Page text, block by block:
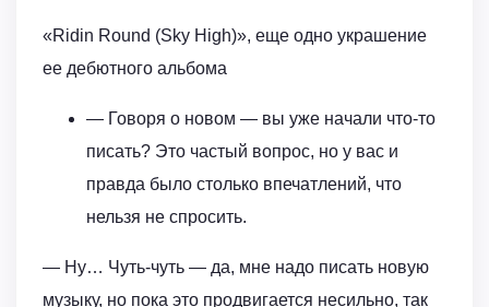
«Ridin Round (Sky High)», еще одно украшение
ее дебютного альбома
— Говоря о новом — вы уже начали что-то
писать? Это частый вопрос, но у вас и
правда было столько впечатлений, что
нельзя не спросить.
— Ну… Чуть-чуть — да, мне надо писать новую
музыку, но пока это продвигается несильно, так